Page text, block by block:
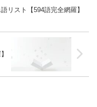
リスト【594語完全網羅】